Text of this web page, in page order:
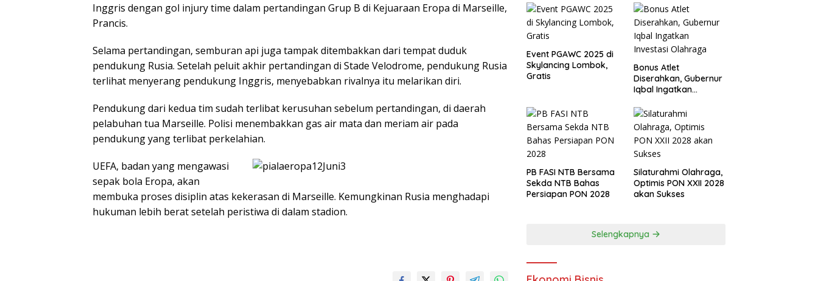
Inggris dengan gol injury time dalam pertandingan Grup B di Kejuaraan Eropa di Marseille,
Prancis.
Selama pertandingan, semburan api juga tampak ditembakkan dari tempat duduk
pendukung Rusia. Setelah peluit akhir pertandingan di Stade Velodrome, pendukung Rusia
terlihat menyerang pendukung Inggris, menyebabkan rivalnya itu melarikan diri.
Pendukung dari kedua tim sudah terlibat kerusuhan sebelum pertandingan, di daerah
pelabuhan tua Marseille. Polisi menembakkan gas air mata dan meriam air pada
pendukung yang terlibat perkelahian.
UEFA, badan yang mengawasi
sepak bola Eropa, akan
membuka proses disiplin atas kekerasan di Marseille. Kemungkinan Rusia menghadapi
hukuman lebih berat setelah peristiwa di dalam stadion.
Event PGAWC 2025 di
Skylancing Lombok,
Gratis
Bonus Atlet
Diserahkan, Gubernur
Iqbal Ingatkan
PB FASI NTB Bersama
Sekda NTB Bahas
Persiapan PON 2028
Silaturahmi Olahraga,
Optimis PON XXII 2028
akan Sukses
Selengkapnya